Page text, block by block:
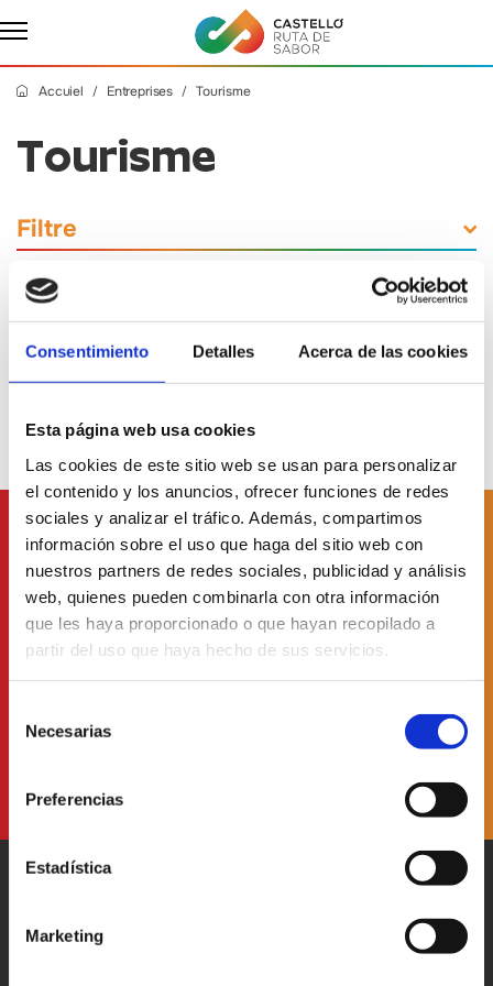
Consentimiento Detalles Acerca de las cookies
Esta página web usa cookies
Las cookies de este sitio web se usan para personalizar
el contenido y los anuncios, ofrecer funciones de redes
sociales y analizar el tráfico. Además, compartimos
información sobre el uso que haga del sitio web con
nuestros partners de redes sociales, publicidad y análisis
web, quienes pueden combinarla con otra información
que les haya proporcionado o que hayan recopilado a
partir del uso que haya hecho de sus servicios.
Necesarias
Preferencias
Estadística
Marketing
Accuiel Entreprises Tourisme
Tourisme
Filtre
Aucune entreprise n'a été trouvée.
Abonnez-vous à la
newsletterour